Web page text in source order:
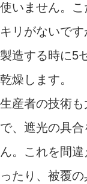
使いません。
キリがないです
製造する時に5
乾燥します。
生産者の技術
で、遮光の具
ん。これを間
ったり、被覆